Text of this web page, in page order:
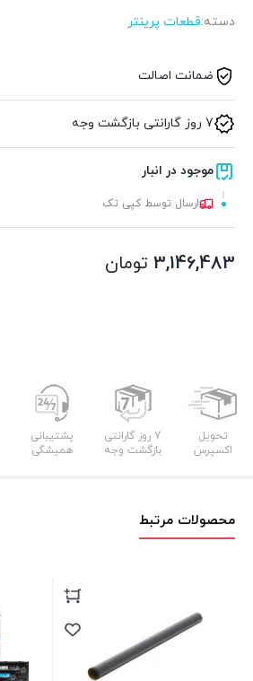
دسته:قطعات پرینتر
ضمانت اصالت
7 روز گارانتی بازگشت وجه
موجود در انبار
ارسال توسط کپی تک
3,146,483 تومان
تحویل
اکسپرس
7 روز گارانتی
بازگشت وجه
پشتیبانی
همیشگی
محصولات مرتبط